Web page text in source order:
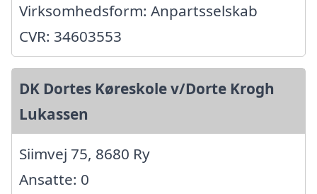
Virksomhedsform: Anpartsselskab
CVR: 34603553
DK Dortes Køreskole v/Dorte Krogh
Lukassen
Siimvej 75, 8680 Ry
Ansatte: 0